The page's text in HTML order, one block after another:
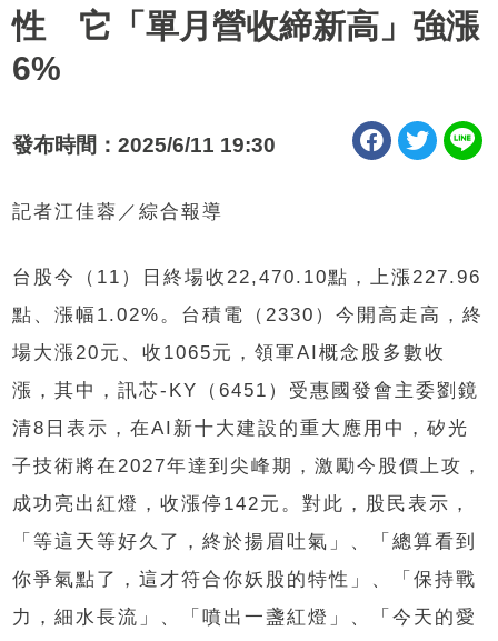
性 它「單月營收締新高」強漲
6%
發布時間：2025/6/11 19:30
記者江佳蓉／綜合報導
台股今（11）日終場收22,470.10點，上漲227.96
點、漲幅1.02%。台積電（2330）今開高走高，終
場大漲20元、收1065元，領軍AI概念股多數收
漲，其中，訊芯-KY（6451）受惠國發會主委劉鏡
清8日表示，在AI新十大建設的重大應用中，矽光
子技術將在2027年達到尖峰期，激勵今股價上攻，
成功亮出紅燈，收漲停142元。對此，股民表示，
「等這天等好久了，終於揚眉吐氣」、「總算看到
你爭氣點了，這才符合你妖股的特性」、「保持戰
力，細水長流」、「噴出一盞紅燈」、「今天的愛